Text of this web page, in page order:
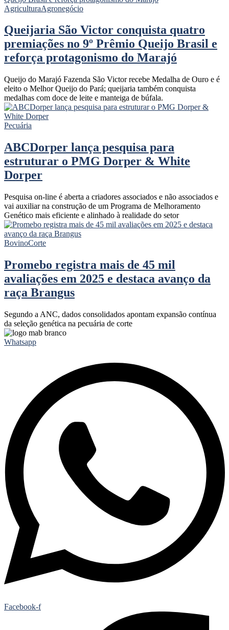
AgriculturaAgronegócio
Queijaria São Victor conquista quatro
premiações no 9º Prêmio Queijo Brasil e
reforça protagonismo do Marajó
Queijo do Marajó Fazenda São Victor recebe Medalha de Ouro e é
eleito o Melhor Queijo do Pará; queijaria também conquista
medalhas com doce de leite e manteiga de búfala.
Pecuária
ABCDorper lança pesquisa para
estruturar o PMG Dorper & White
Dorper
Pesquisa on-line é aberta a criadores associados e não associados e
vai auxiliar na construção de um Programa de Melhoramento
Genético mais eficiente e alinhado à realidade do setor
BovinoCorte
Promebo registra mais de 45 mil
avaliações em 2025 e destaca avanço da
raça Brangus
Segundo a ANC, dados consolidados apontam expansão contínua
da seleção genética na pecuária de corte
Whatsapp
Facebook-f